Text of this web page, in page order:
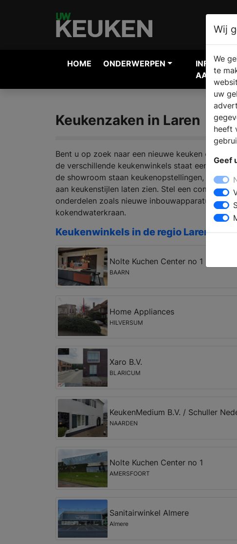
HOME ONDERWERPEN
Keukenzaken in Laren
Bent u op zoek naar een nieuwe keuken en
de verschillende keukenwinkels staat een
de showroom staan keukenopstellingen, die de
aan keukenstijlen laten zien. Stel een complete
onderdelen zoals nieuwe inbouwapparatuur, een
kokendwaterkraan.
Keukenwinkels in de regio Laren
Nolte Kuchen Center no 1
BAARN
Home Appliances
HILVERSUM
Xaro B.V.
BLARICUM
KeukenMedium B.V. / Schuller
NAARDEN
Nolte Kuchen Center no 1
AMERSFOORT
Sanitairwinkel Almere
Almere
Wij
We
te
uw
heeft
Geef